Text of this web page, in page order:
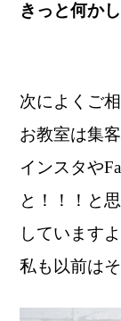
きっと何か
次によくご
お教室は集
インスタや
と！！！と
していますよ
私も以前は